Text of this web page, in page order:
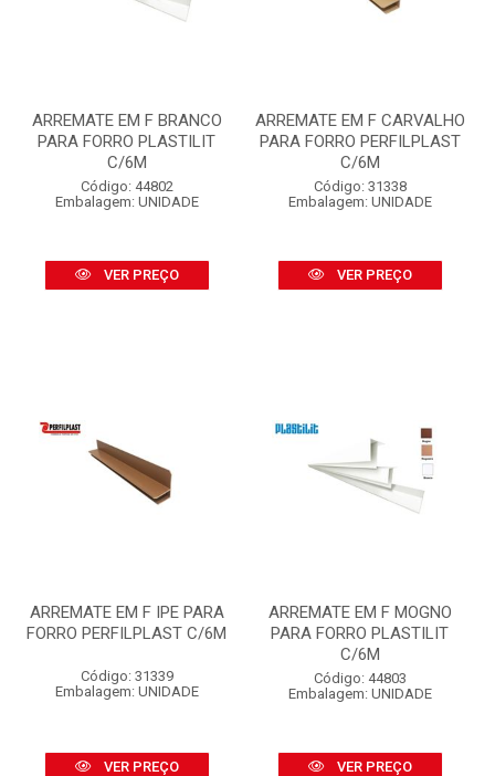
ARREMATE EM F BRANCO
PARA FORRO PLASTILIT
C/6M
Código: 44802
Embalagem: UNIDADE
VER PREÇO
ARREMATE EM F CARVALHO
PARA FORRO PERFILPLAST
C/6M
Código: 31338
Embalagem: UNIDADE
VER PREÇO
ARREMATE EM F IPE PARA
FORRO PERFILPLAST C/6M
Código: 31339
Embalagem: UNIDADE
VER PREÇO
ARREMATE EM F MOGNO
PARA FORRO PLASTILIT
C/6M
Código: 44803
Embalagem: UNIDADE
VER PREÇO